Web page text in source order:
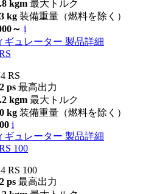
kgm 最大トルク
kg 装備重量（燃料を除く）
～ i
ギュレーター 製品詳細
RS
ps 最高出力
kgm 最大トルク
kg 装備重量（燃料を除く）
i
ギュレーター 製品詳細
100
RS 100
ps 最高出力